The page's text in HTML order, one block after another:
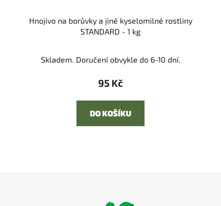
Hnojivo na borůvky a jiné kyselomilné rostliny
STANDARD - 1 kg
Skladem. Doručení obvykle do 6-10 dní.
95 Kč
DO KOŠÍKU